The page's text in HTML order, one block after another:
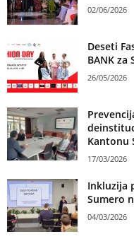
02/06/2026
Deseti
BANK za
26/05/2026
Kantonu
17/03/2026
Inkluzija
Sumero
04/03/2026